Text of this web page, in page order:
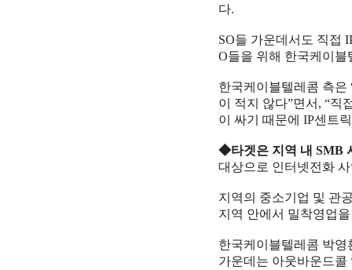
다.
SO들 가운데서도 직접
O들을 위해 한국케이
한국케이블텔레콤 측은
이 적지 않다”면서, “직
이 싸기 때문에 IP센트
◆타겟은 지역 내 SMB
대상으로 인터넷전화
지역의 중소기업 및 관
지역 안에서 밀착영업
한국케이블텔레콤 박영
가운데는 아웃바운드콜